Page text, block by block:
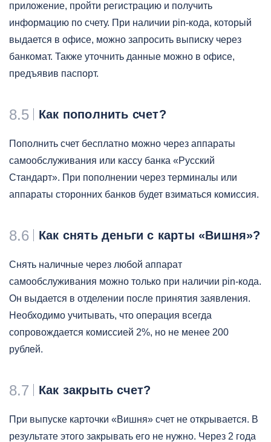
приложение, пройти регистрацию и получить
информацию по счету. При наличии pin-кода, который
выдается в офисе, можно запросить выписку через
банкомат. Также уточнить данные можно в офисе,
предъявив паспорт.
8.5 Как пополнить счет?
Пополнить счет бесплатно можно через аппараты
самообслуживания или кассу банка «Русский
Стандарт». При пополнении через терминалы или
аппараты сторонних банков будет взиматься комиссия.
8.6 Как снять деньги с карты «Вишня»?
Снять наличные через любой аппарат
самообслуживания можно только при наличии pin-кода.
Он выдается в отделении после принятия заявления.
Необходимо учитывать, что операция всегда
сопровождается комиссией 2%, но не менее 200
рублей.
8.7 Как закрыть счет?
При выпуске карточки «Вишня» счет не открывается. В
результате этого закрывать его не нужно. Через 2 года